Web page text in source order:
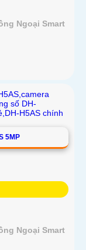
Ngoại Smart
5MP
Ngoại Smart